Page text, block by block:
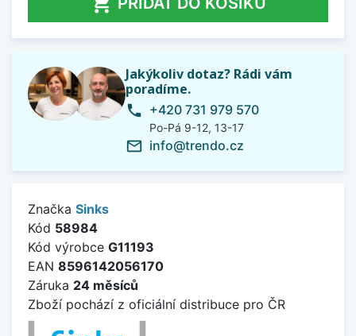
Jakýkoliv dotaz? Rádi vám
poradíme.
phone +420 731 979 570
Po-Pá 9-12, 13-17
mail_outline info@trendo.cz
Značka Sinks
Kód 58984
Kód výrobce G11193
EAN 8596142056170
Záruka 24 měsíců
Zboží pochází z oficiální distribuce pro ČR